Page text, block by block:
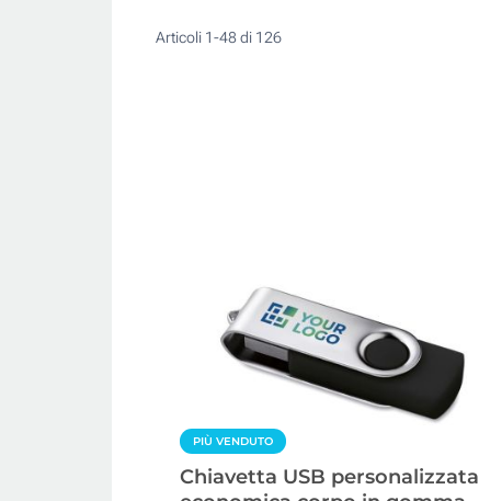
Articoli 1-48di 126
PIÙ VENDUTO
Chiavetta USB personalizzata